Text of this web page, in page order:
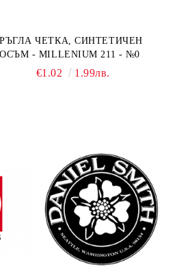
ЧЕТКА, СИНТЕТИЧЕН
- MILLENIUM 211 - №0
€1.02 1.99лв.